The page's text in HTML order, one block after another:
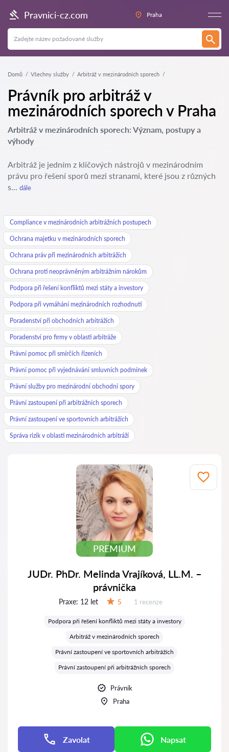
Pravnici-cz.com Praha
Domů Všechny služby Arbitráž v mezinárodních sporech
Právník pro arbitráž v
mezinárodních sporech v Praha
Arbitráž v mezinárodních sporech: Význam, postupy a
výhody
Arbitráž je jedním z klíčových nástrojů v mezinárodním
právu pro řešení sporů mezi stranami, které jsou z různých
s... dále
Compliance v mezinárodních arbitrážních postupech
Ochrana majetku v mezinárodních sporech
Ochrana práv při mezinárodních arbitrážích
Ochrana proti neoprávněným arbitrážním nárokům
Podpora při řešení konfliktů mezi státy a investory
Podpora při vymáhání mezinárodních rozhodnutí
Poradenství při obchodních arbitrážích
Poradenství pro firmy v oblasti arbitráže
Právní pomoc při smírčích řízeních
Právní pomoc při vyjednávání smluvních podmínek
Právní služby pro mezinárodní obchodní spory
Právní zastoupení při arbitrážních sporech
Právní zastoupení ve sportovních arbitrážích
Správa rizik v oblasti mezinárodních arbitráží
PREMIUM
JUDr. PhDr. Melinda Vrajíková, LL.M. –
právnička
Praxe: 12 let 5 Recenzí:
1 recenze
Podpora při řešení konfliktů mezi státy a investory
Arbitráž v mezinárodních sporech
Právní zastoupení ve sportovních arbitrážích
Právní zastoupení při arbitrážních sporech
Právník
Praha
Zavolat Napsat